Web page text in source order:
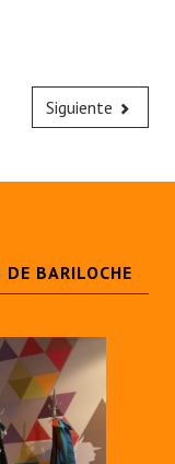
Siguiente
DE BARILOCHE